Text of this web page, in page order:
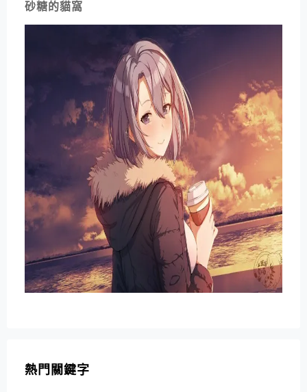
砂糖的貓窩
熱門關鍵字